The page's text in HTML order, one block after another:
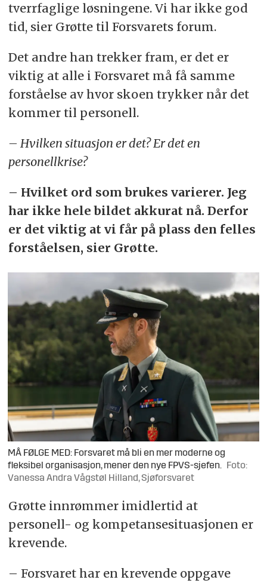
tverrfaglige løsningene. Vi har ikke god
tid, sier Grøtte til Forsvarets forum.
Det andre han trekker fram, er det er
viktig at alle i Forsvaret må få samme
forståelse av hvor skoen trykker når det
kommer til personell.
– Hvilken situasjon er det? Er det en
personellkrise?
– Hvilket ord som brukes varierer. Jeg
har ikke hele bildet akkurat nå. Derfor
er det viktig at vi får på plass den felles
forståelsen, sier Grøtte.
MÅ FØLGE MED: Forsvaret må bli en mer moderne og
fleksibel organisasjon, mener den nye FPVS-sjefen.
Foto:
Vanessa Andra Vågstøl Hilland, Sjøforsvaret
Grøtte innrømmer imidlertid at
personell- og kompetansesituasjonen er
krevende.
– Forsvaret har en krevende oppgave